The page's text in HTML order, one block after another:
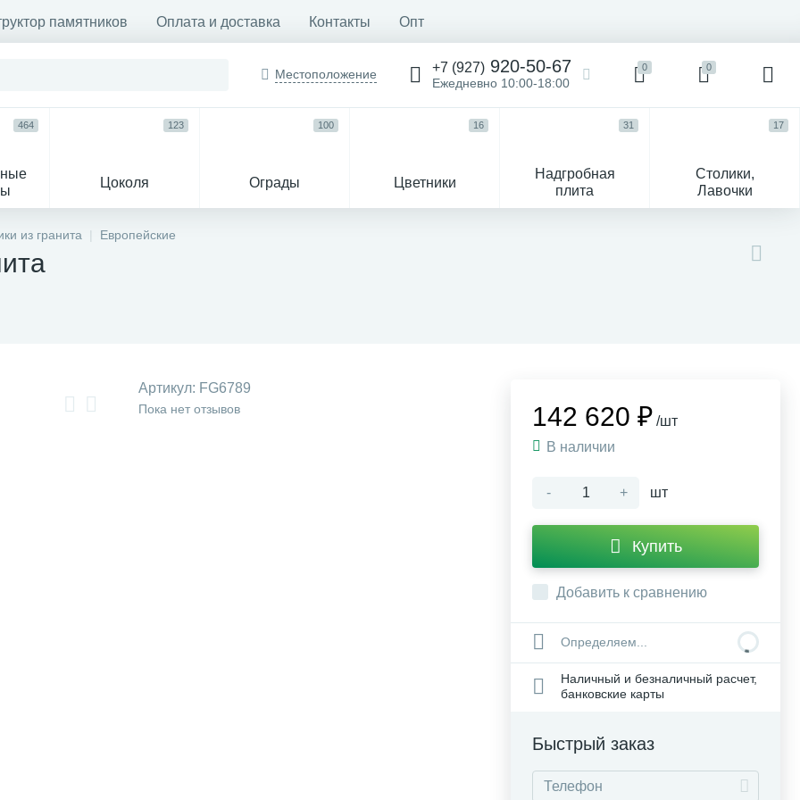
памятников Оплата и доставка Контакты Опт
Местоположение +7 (927) 920-50-67
Ежедневно 10:00-18:00
0 0
464
Цоколя
123
Ограды
100
Цветники
16
Надгробная
плита
31
Столики,
Лавочки
17
из гранита Европейские
Артикул: FG6789
Пока нет отзывов 142 620 ₽ /шт
В наличии
- + шт
Купить
Добавить к сравнению
Определяем...
Наличный и безналичный расчет,
банковские карты
Быстрый заказ